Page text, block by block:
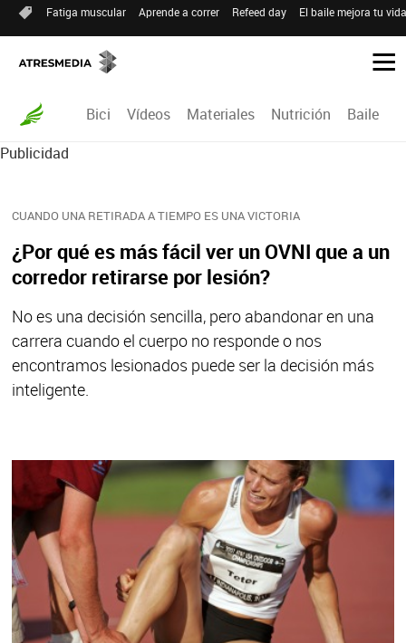
Fatiga muscular Aprende a correr Refeed day El baile mejora tu
Bici Vídeos Materiales Nutrición Baile
Publicidad
CUANDO UNA RETIRADA A TIEMPO ES UNA VICTORIA
¿Por qué es más fácil ver un OVNI que a un
corredor retirarse por lesión?
No es una decisión sencilla, pero abandonar en una
carrera cuando el cuerpo no responde o nos
encontramos lesionados puede ser la decisión más
inteligente.